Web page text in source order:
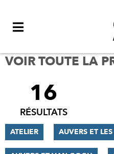
VOIR TOUTE LA
FILTRER
RÉSULTATS
16
RÉSULTATS
ATELIER AUVERS ET